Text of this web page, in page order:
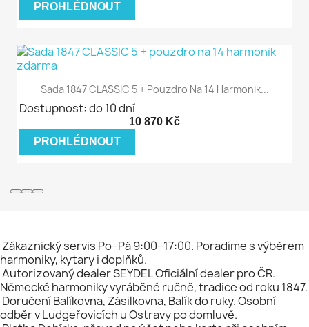
PROHLÉDNOUT
Sada 1847 CLASSIC 5 + Pouzdro Na 14 Harmonik...
Dostupnost: do 10 dní
10 870 Kč
PROHLÉDNOUT
Zákaznický servis Po–Pá 9:00–17:00. Poradíme s výběrem
harmoniky, kytary i doplňků.
Autorizovaný dealer SEYDELOficiální dealer pro ČR.
Německé harmoniky vyráběné ručně, tradice od roku 1847.
DoručeníBalíkovna, Zásilkovna, Balík do ruky. Osobní
odběr v Ludgeřovicích u Ostravy po domluvě.